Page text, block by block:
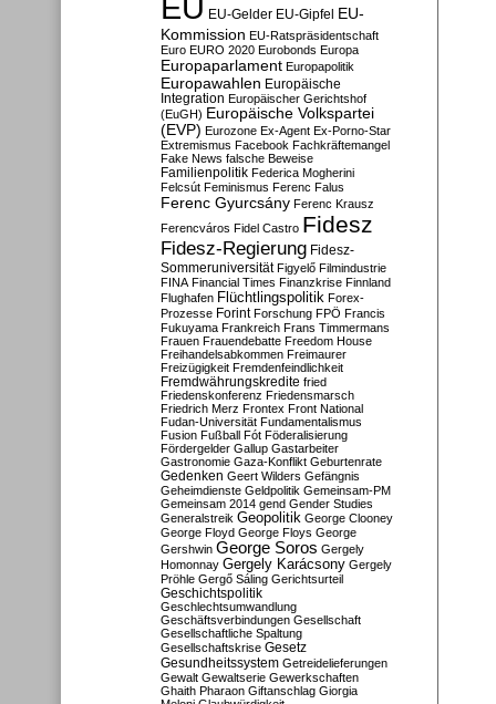
EU-Gelder EU-Gipfel EU-
Kommission EU-Ratspräsidentschaft
Euro EURO 2020 Eurobonds Europa
Europaparlament Europapolitik
Europawahlen Europäische
Integration Europäischer Gerichtshof
(EuGH) Europäische Volkspartei
(EVP) Eurozone Ex-Agent Ex-Porno-Star
Extremismus Facebook Fachkräftemangel
Fake News falsche Beweise
Familienpolitik Federica Mogherini
Felcsút Feminismus Ferenc Falus
Ferenc Gyurcsány Ferenc Krausz
Ferencváros Fidel Castro Fidesz
Fidesz-Regierung Fidesz-
Sommeruniversität Figyelő Filmindustrie
FINA Financial Times Finanzkrise Finnland
Flughafen Flüchtlingspolitik Forex-
Prozesse Forint Forschung FPÖ Francis
Fukuyama Frankreich Frans Timmermans
Frauen Frauendebatte Freedom House
Freihandelsabkommen Freimaurer
Freizügigkeit Fremdenfeindlichkeit
Fremdwährungskredite fried
Friedenskonferenz Friedensmarsch
Friedrich Merz Frontex Front National
Fudan-Universität Fundamentalismus
Fusion Fußball Fót Föderalisierung
Fördergelder Gallup Gastarbeiter
Gastronomie Gaza-Konflikt Geburtenrate
Gedenken Geert Wilders Gefängnis
Geheimdienste Geldpolitik Gemeinsam-PM
Gemeinsam 2014 gend Gender Studies
Generalstreik Geopolitik George Clooney
George Floyd George Floys George
Gershwin George Soros Gergely
Homonnay Gergely Karácsony Gergely
Pröhle Gergő Sáling Gerichtsurteil
Geschichtspolitik
Geschlechtsumwandlung
Geschäftsverbindungen Gesellschaft
Gesellschaftliche Spaltung
Gesellschaftskrise Gesetz
Gesundheitssystem Getreidelieferungen
Gewalt Gewaltserie Gewerkschaften
Ghaith Pharaon Giftanschlag Giorgia